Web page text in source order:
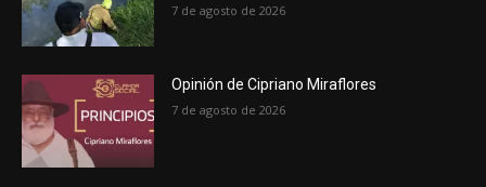
7 de agosto de 2026
Opinión de Cipriano Miraflores
7 de agosto de 2026